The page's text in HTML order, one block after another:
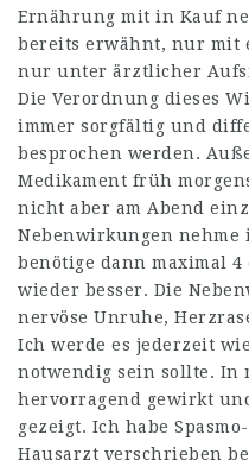
Ernährung mit in Kauf
bereits erwähnt, nur mit
nur unter ärztlicher
Die Verordnung dieses
immer sorgfältig und
besprochen werden.
Medikament früh
nicht aber am Abend
Nebenwirkungen nehme
benötige dann maximal
wieder besser. Die
nervöse Unruhe,
Ich werde es jederzeit
notwendig sein sollte. In
hervorragend gewirkt
gezeigt. Ich habe
Hausarzt verschrieben